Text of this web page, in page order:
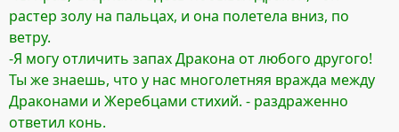
растер золу на пальцах, и она полетела вниз, по
ветру.
-Я могу отличить запах Дракона от любого другого!
Ты же знаешь, что у нас многолетняя вражда между
Драконами и Жеребцами стихий. - раздраженно
ответил конь.